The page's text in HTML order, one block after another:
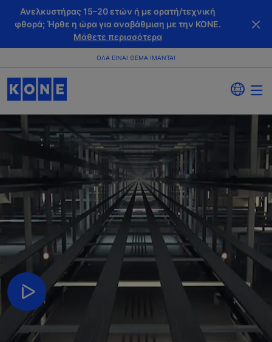
Ανελκυστήρας 15–20 ετών ή με ορατή/τεχνική
φθορά; Ήρθε η ώρα για αναβάθμιση με την KONE.
Μάθετε περισσότερα
ΌΛΑ ΕΊΝΑΙ ΘΈΜΑ ΙΜΆΝΤΑ!